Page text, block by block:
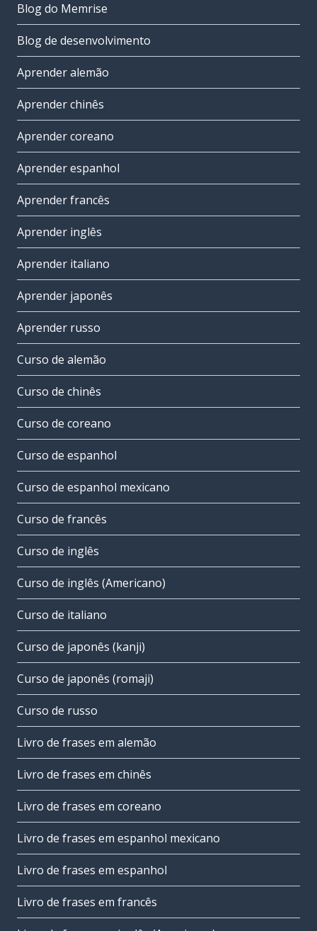
Blog do Memrise
Blog de desenvolvimento
Aprender alemão
Aprender chinês
Aprender coreano
Aprender espanhol
Aprender francês
Aprender inglês
Aprender italiano
Aprender japonês
Aprender russo
Curso de alemão
Curso de chinês
Curso de coreano
Curso de espanhol
Curso de espanhol mexicano
Curso de francês
Curso de inglês
Curso de inglês (Americano)
Curso de italiano
Curso de japonês (kanji)
Curso de japonês (romaji)
Curso de russo
Livro de frases em alemão
Livro de frases em chinês
Livro de frases em coreano
Livro de frases em espanhol mexicano
Livro de frases em espanhol
Livro de frases em francês